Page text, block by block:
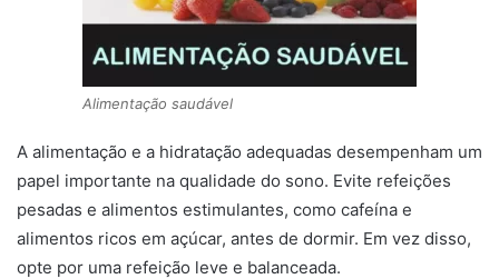
Alimentação saudável
A alimentação e a hidratação adequadas desempenham um
papel importante na qualidade do sono. Evite refeições
pesadas e alimentos estimulantes, como cafeína e
alimentos ricos em açúcar, antes de dormir. Em vez disso,
opte por uma refeição leve e balanceada.